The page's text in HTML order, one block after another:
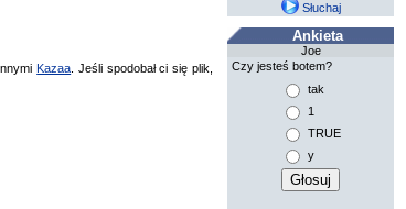
Kazaa . Jeśli spodobał ci się plik,
Słuchaj
Ankieta
Joe
Czy jesteś botem?
tak
1
TRUE
y